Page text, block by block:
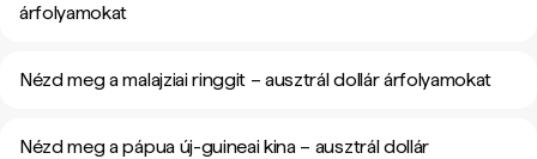
árfolyamokat
Nézd meg a malajziai ringgit – ausztrál dollár árfolyamokat
Nézd meg a pápua új-guineai kina – ausztrál dollár